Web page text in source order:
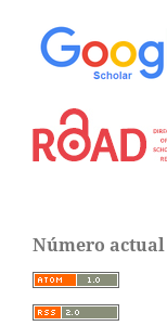
Número actual